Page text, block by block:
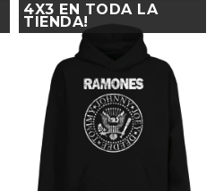
4X3 EN TODA LA
TIENDA!